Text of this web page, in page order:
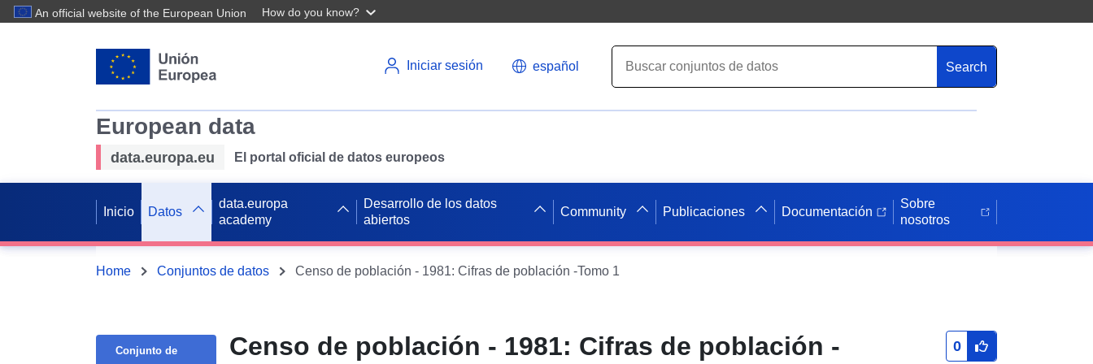
An official website of the European Union How do you know?
Iniciar sesión español Search
European data
data.europa.eu El portal oficial de datos europeos
Inicio Datos
data.europa
academy
Desarrollo de los datos
abiertos
Community Publicaciones Documentación
Sobre
nosotros
Home Conjuntos de datos Censo de población - 1981: Cifras de población -Tomo 1
Conjunto de
Censo de población - 1981: Cifras de población -
0